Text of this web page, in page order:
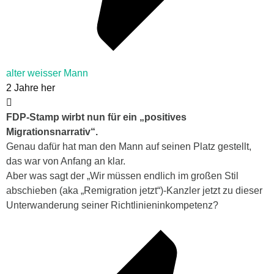
alter weisser Mann
2 Jahre her
FDP-Stamp wirbt nun für ein „positives
Migrationsnarrativ“.
Genau dafür hat man den Mann auf seinen Platz gestellt,
das war von Anfang an klar.
Aber was sagt der „Wir müssen endlich im großen Stil
abschieben (aka „Remigration jetzt“)-Kanzler jetzt zu dieser
Unterwanderung seiner Richtlinieninkompetenz?